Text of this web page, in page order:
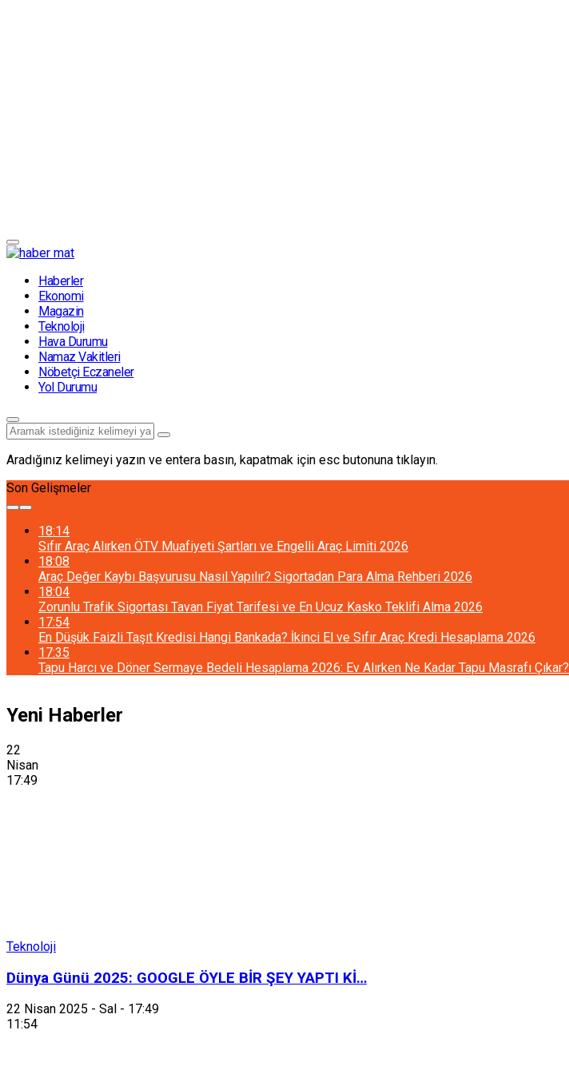
Haberler
Ekonomi
Magazin
Teknoloji
Hava Durumu
Namaz Vakitleri
Nöbetçi Eczaneler
Yol Durumu
Aradığınız kelimeyi yazın ve entera basın, kapatmak için esc butonuna tıklayın.
Son Gelişmeler
18:14
Sıfır Araç Alırken ÖTV Muafiyeti Şartları ve Engelli Araç Limiti 2026
18:08
Araç Değer Kaybı Başvurusu Nasıl Yapılır? Sigortadan Para Alma Rehberi 2026
18:04
Zorunlu Trafik Sigortası Tavan Fiyat Tarifesi ve En Ucuz Kasko Teklifi Alma 2026
17:54
En Düşük Faizli Taşıt Kredisi Hangi Bankada? İkinci El ve Sıfır Araç Kredi Hesaplama 2026
17:35
Tapu Harcı ve Döner Sermaye Bedeli Hesaplama 2026: Ev Alırken Ne Kadar Tapu Masrafı Çıkar?
Yeni Haberler
22
Nisan
17:49
Teknoloji
Dünya Günü 2025: GOOGLE ÖYLE BİR ŞEY YAPTI Kİ…
22 Nisan 2025 - Sal - 17:49
11:54